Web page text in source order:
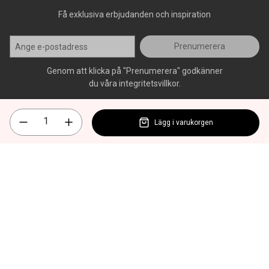
Få exklusiva erbjudanden och inspiration
Prenumerera
Genom att klicka på "Prenumerera" godkänner
du våra integritetsvillkor.
Lägg i varukorgen